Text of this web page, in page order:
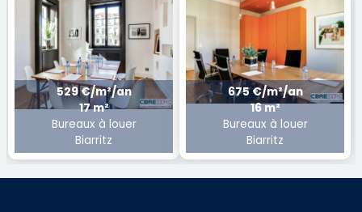
529 €/m²/an
17 m²
Bureaux à louer
Biarritz
675 €/m²/an
16 m²
Bureaux à louer
Biarritz